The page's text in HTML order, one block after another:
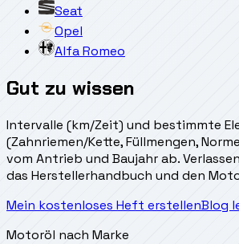
Seat
Opel
Alfa Romeo
Gut zu wissen
Intervalle (km/Zeit) und bestimmte
(Zahnriemen/Kette, Füllmengen,
vom Antrieb und Baujahr ab.
das Herstellerhandbuch und den
Mein kostenloses Heft erstellenBlog
Motoröl nach Marke